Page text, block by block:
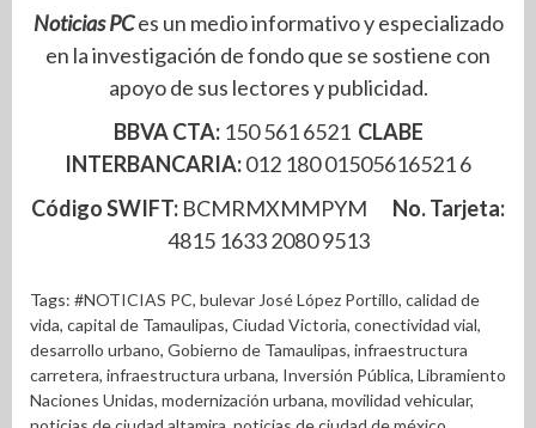
Noticias PCes un medio informativo y especializado
en la investigación de fondo que se sostiene con
apoyo de sus lectores y publicidad.
BBVA CTA: 150 561 6521 CLABE
INTERBANCARIA:012 180 01505616521 6
Código SWIFT: BCMRMXMMPYM No. Tarjeta:
4815 1633 2080 9513
Tags: #NOTICIAS PC, bulevar José López Portillo, calidad de
vida, capital de Tamaulipas, Ciudad Victoria, conectividad vial,
desarrollo urbano, Gobierno de Tamaulipas, infraestructura
carretera, infraestructura urbana, Inversión Pública, Libramiento
Naciones Unidas, modernización urbana, movilidad vehicular,